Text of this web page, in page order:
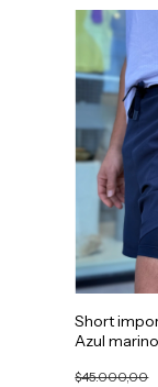
Short
Azul marino
$45.000,00